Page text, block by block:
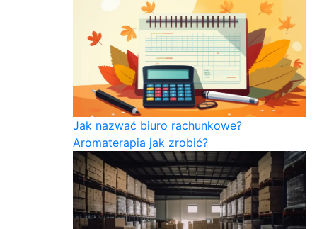
Jak nazwać biuro rachunkowe?
Aromaterapia jak zrobić?